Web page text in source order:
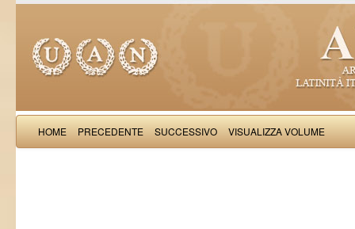
HOME PRECEDENTE SUCCESSIVO VISUALIZZA VOLUME